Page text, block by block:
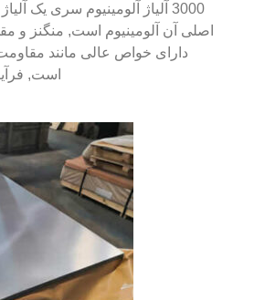
اصلی آن آلومینیوم است, منگنز و
دارای خواص عالی مانند
است,